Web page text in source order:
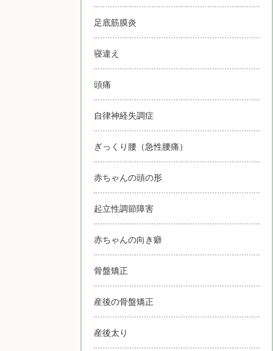
足底筋膜炎
寝違え
頭痛
自律神経失調症
ぎっくり腰（急性腰痛）
赤ちゃんの頭の形
起立性調節障害
赤ちゃんの向き癖
骨盤矯正
産後の骨盤矯正
産後太り